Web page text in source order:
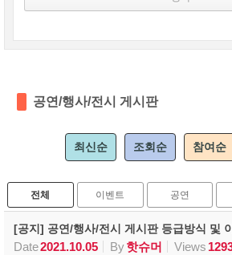
공연/행사/전시 게시판
최신순 조회순 참여순
전체 이벤트 공연
[공지] 공연/행사/전시 게시판 등급방식 및
Date2021.10.05 By핫슈머 Views